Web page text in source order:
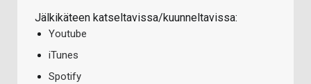
Jälkikäteen katseltavissa/kuunneltavissa:
Youtube
iTunes
Spotify